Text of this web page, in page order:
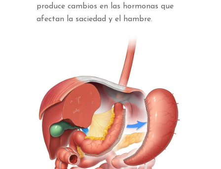
produce cambios en las hormonas que
afectan la saciedad y el hambre.